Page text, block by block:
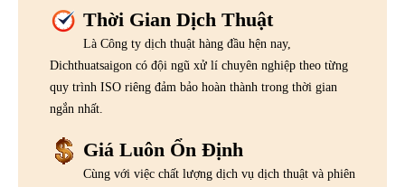
Thời Gian Dịch Thuật
Là Công ty dịch thuật hàng đầu hện nay,
Dichthuatsaigon có đội ngũ xử lí chuyên nghiệp theo từng
quy trình ISO riêng đảm bảo hoàn thành trong thời gian
ngắn nhất.
Giá Luôn Ổn Định
Cùng với việc chất lượng dịch vụ dịch thuật và phiên